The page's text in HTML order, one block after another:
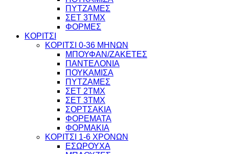
ΠΥΤΖΑΜΕΣ
ΣΕΤ 3ΤΜΧ
ΦΟΡΜΕΣ
ΚΟΡΙΤΣΙ
ΚΟΡΙΤΣΙ 0-36 ΜΗΝΩΝ
ΜΠΟΥΦΑΝ/ΖΑΚΕΤΕΣ
ΠΑΝΤΕΛΟΝΙΑ
ΠΟΥΚΑΜΙΣΑ
ΠΥΤΖΑΜΕΣ
ΣΕΤ 2ΤΜΧ
ΣΕΤ 3ΤΜΧ
ΣΟΡΤΣΑΚΙΑ
ΦΟΡΕΜΑΤΑ
ΦΟΡΜΑΚΙΑ
ΚΟΡΙΤΣΙ 1-6 ΧΡΟΝΩΝ
ΕΣΩΡΟΥΧΑ